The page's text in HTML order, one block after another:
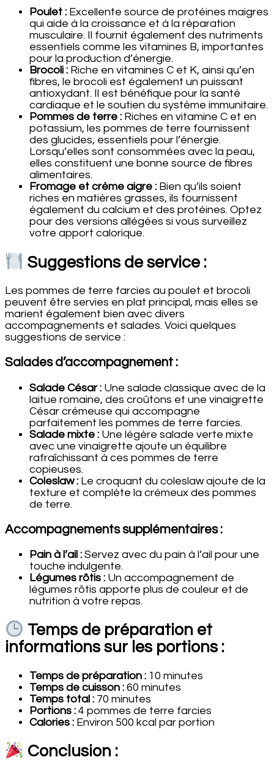
Poulet : Excellente source de protéines maigres
qui aide à la croissance et à la réparation
musculaire. Il fournit également des nutriments
essentiels comme les vitamines B, importantes
pour la production d’énergie.
Brocoli : Riche en vitamines C et K, ainsi qu’en
fibres, le brocoli est également un puissant
antioxydant. Il est bénéfique pour la santé
cardiaque et le soutien du système immunitaire.
Pommes de terre : Riches en vitamine C et en
potassium, les pommes de terre fournissent
des glucides, essentiels pour l’énergie.
Lorsqu’elles sont consommées avec la peau,
elles constituent une bonne source de fibres
alimentaires.
Fromage et crème aigre : Bien qu’ils soient
riches en matières grasses, ils fournissent
également du calcium et des protéines. Optez
pour des versions allégées si vous surveillez
votre apport calorique.
Suggestions de service :
Les pommes de terre farcies au poulet et brocoli
peuvent être servies en plat principal, mais elles se
marient également bien avec divers
accompagnements et salades. Voici quelques
suggestions de service :
Salades d’accompagnement :
Salade César : Une salade classique avec de la
laitue romaine, des croûtons et une vinaigrette
César crémeuse qui accompagne
parfaitement les pommes de terre farcies.
Salade mixte : Une légère salade verte mixte
avec une vinaigrette ajoute un équilibre
rafraîchissant à ces pommes de terre
copieuses.
Coleslaw : Le croquant du coleslaw ajoute de la
texture et complète la crémeux des pommes
de terre.
Accompagnements supplémentaires :
Pain à l’ail : Servez avec du pain à l’ail pour une
touche indulgente.
Légumes rôtis : Un accompagnement de
légumes rôtis apporte plus de couleur et de
nutrition à votre repas.
Temps de préparation et
informations sur les portions :
Temps de préparation : 10 minutes
Temps de cuisson : 60 minutes
Temps total : 70 minutes
Portions : 4 pommes de terre farcies
Calories : Environ 500 kcal par portion
Conclusion :